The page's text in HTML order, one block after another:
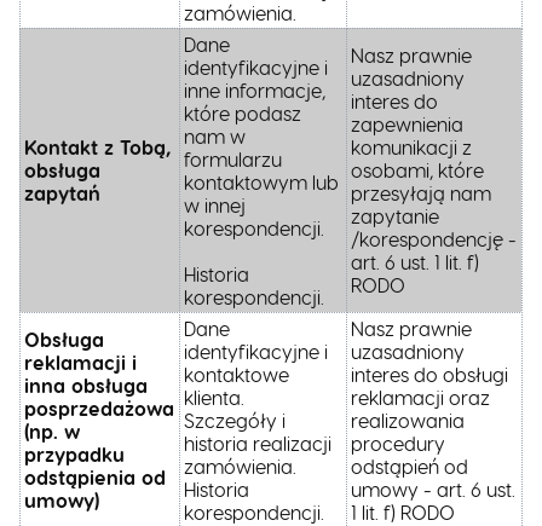
zamówienia.
Kontakt z Tobą,
obsługa
zapytań
Dane
identyfikacyjne i
inne informacje,
które podasz
nam w
formularzu
kontaktowym lub
w innej
korespondencji.
Historia
korespondencji.
Nasz prawnie
uzasadniony
interes do
zapewnienia
komunikacji z
osobami, które
przesyłają nam
zapytanie
/korespondencję -
art. 6 ust. 1 lit. f)
RODO
Obsługa
reklamacji i
inna obsługa
posprzedażowa
(np. w
przypadku
odstąpienia od
umowy)
Dane
identyfikacyjne i
kontaktowe
klienta.
Szczegóły i
historia realizacji
zamówienia.
Historia
korespondencji.
Nasz prawnie
uzasadniony
interes do obsługi
reklamacji oraz
realizowania
procedury
odstąpień od
umowy - art. 6 ust.
1 lit. f) RODO